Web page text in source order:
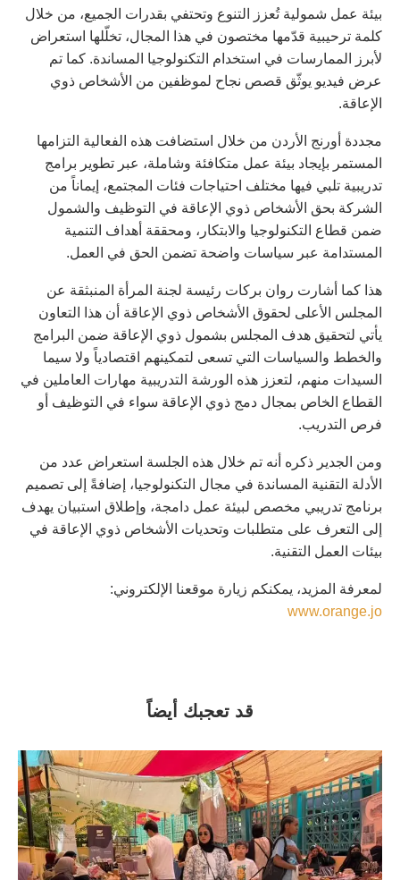
بيئة عمل شمولية تُعزز التنوع وتحتفي بقدرات الجميع، من خلال
كلمة ترحيبية قدّمها مختصون في هذا المجال، تخلّلها استعراض
لأبرز الممارسات في استخدام التكنولوجيا المساندة. كما تم
عرض فيديو يوثّق قصص نجاح لموظفين من الأشخاص ذوي
الإعاقة.
مجددة أورنج الأردن من خلال استضافت هذه الفعالية التزامها
المستمر بإيجاد بيئة عمل متكافئة وشاملة، عبر تطوير برامج
تدريبية تلبي فيها مختلف احتياجات فئات المجتمع، إيماناً من
الشركة بحق الأشخاص ذوي الإعاقة في التوظيف والشمول
ضمن قطاع التكنولوجيا والابتكار، ومحققة أهداف التنمية
المستدامة عبر سياسات واضحة تضمن الحق في العمل.
هذا كما أشارت روان بركات رئيسة لجنة المرأة المنبثقة عن
المجلس الأعلى لحقوق الأشخاص ذوي الإعاقة أن هذا التعاون
يأتي لتحقيق هدف المجلس بشمول ذوي الإعاقة ضمن البرامج
والخطط والسياسات التي تسعى لتمكينهم اقتصادياً ولا سيما
السيدات منهم، لتعزز هذه الورشة التدريبية مهارات العاملين في
القطاع الخاص بمجال دمج ذوي الإعاقة سواء في التوظيف أو
فرص التدريب.
ومن الجدير ذكره أنه تم خلال هذه الجلسة استعراض عدد من
الأدلة التقنية المساندة في مجال التكنولوجيا، إضافةً إلى تصميم
برنامج تدريبي مخصص لبيئة عمل دامجة، وإطلاق استبيان يهدف
إلى التعرف على متطلبات وتحديات الأشخاص ذوي الإعاقة في
بيئات العمل التقنية.
لمعرفة المزيد، يمكنكم زيارة موقعنا الإلكتروني:
www.orange.jo
قد تعجبك أيضاً